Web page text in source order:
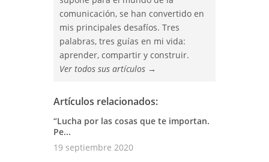
comunicación, se han convertido en
mis principales desafíos. Tres
palabras, tres guías en mi vida:
aprender, compartir y construir.
Ver todos sus artículos →
Artículos relacionados:
“Lucha por las cosas que te importan.
Pe...
19 septiembre 2020